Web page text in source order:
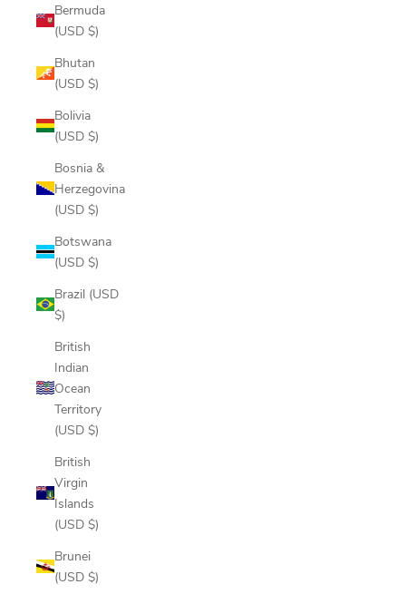
Bermuda
(USD $)
Bhutan
(USD $)
Bolivia
(USD $)
Bosnia &
Herzegovina
(USD $)
Botswana
(USD $)
Brazil (USD
$)
British
Indian
Ocean
Territory
(USD $)
British
Virgin
Islands
(USD $)
Brunei
(USD $)